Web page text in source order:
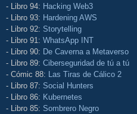
- Libro 94: Hacking Web3
- Libro 93: Hardening AWS
- Libro 92: Storytelling
- Libro 91: WhatsApp INT
- Libro 90: De Caverna a Metaverso
- Libro 89: Ciberseguridad de tú a tú
- Cómic 88: Las Tiras de Cálico 2
- Libro 87: Social Hunters
- Libro 86: Kubernetes
- Libro 85: Sombrero Negro